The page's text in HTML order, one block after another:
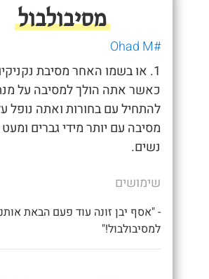
מסיבולבול
#Ohad M
1. או בשמו האחר מסיבת
כאשר אתה הולך למסיבה על
להתחיל עם בחורות ואתה נופל
מסיבה עם יותר מידי גברים ומעט
נשים.
שימושים
- "אסף יבן זונה עוד פעם הבאת
למסיבולבול!"